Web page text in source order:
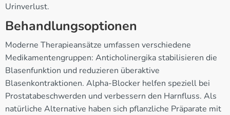
Urinverlust.
Behandlungsoptionen
Moderne Therapieansätze umfassen verschiedene
Medikamentengruppen: Anticholinergika stabilisieren die
Blasenfunktion und reduzieren überaktive
Blasenkontraktionen. Alpha-Blocker helfen speziell bei
Prostatabeschwerden und verbessern den Harnfluss. Als
natürliche Alternative haben sich pflanzliche Präparate mit